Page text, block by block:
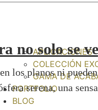
APLICACIONES
COLECCIÓN
GAMA DE
PORTFOLIO
BLOG
no solo se
los planos ni
serena, una